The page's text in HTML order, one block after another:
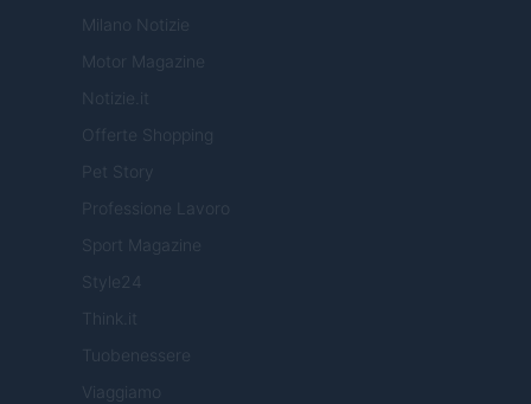
Milano Notizie
Motor Magazine
Notizie.it
Offerte Shopping
Pet Story
Professione Lavoro
Sport Magazine
Style24
Think.it
Tuobenessere
Viaggiamo